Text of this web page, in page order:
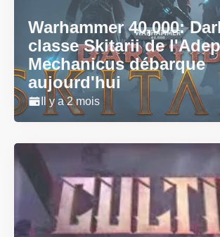
Warhammer 40,000:
classe Skitarii de
Mechanicus débarque
aujourd'hui
Il y a 2 mois